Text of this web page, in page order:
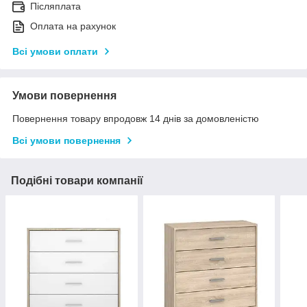
Післяплата
Оплата на рахунок
Всі умови оплати
Умови повернення
Повернення товару впродовж 14 днів за домовленістю
Всі умови повернення
Подібні товари компанії